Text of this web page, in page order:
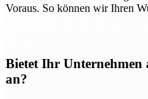
Voraus. So können wir Ihren
Bietet Ihr Unternehmen
an?